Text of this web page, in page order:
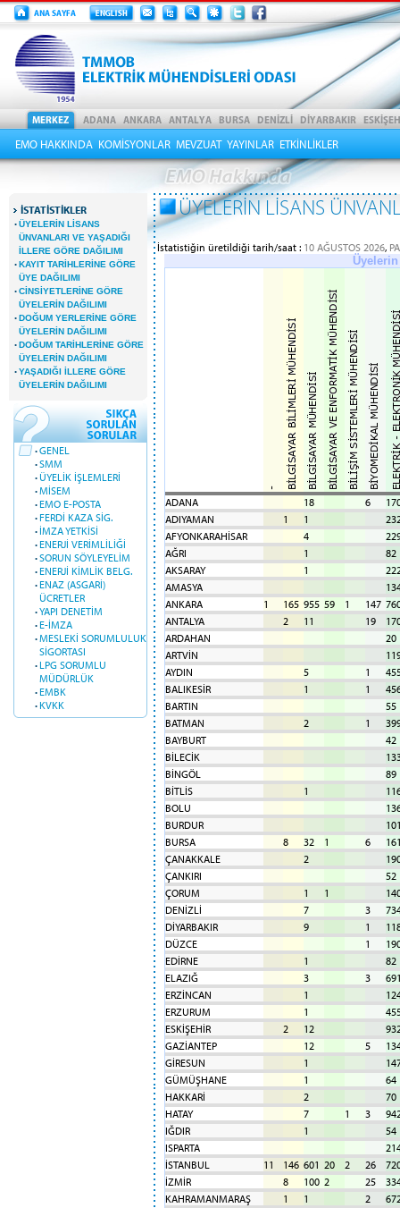
EMO HAKKINDA KOMİSYONLAR MEVZUAT YAYINLAR ETKİNLİKLER
İSTATİSTİKLER
·ÜYELERİN LİSANS
ÜNVANLARI VE YAŞADIĞI
İLLERE GÖRE DAĞILIMI
·KAYIT TARİHLERİNE GÖRE
ÜYE DAĞILIMI
·CİNSİYETLERİNE GÖRE
ÜYELERİN DAĞILIMI
·DOĞUM YERLERİNE GÖRE
ÜYELERİN DAĞILIMI
·DOĞUM TARİHLERİNE GÖRE
ÜYELERİN DAĞILIMI
·YAŞADIĞI İLLERE GÖRE
ÜYELERİN DAĞILIMI
·GENEL
·SMM
·ÜYELİK İŞLEMLERİ
·MİSEM
·EMO E-POSTA
·FERDİ KAZA SİG.
·İMZA YETKİSİ
·ENERJİ VERİMLİLİĞİ
·SORUN SÖYLEYELİM
·ENERJİ KİMLİK BELG.
·ENAZ (ASGARİ)
ÜCRETLER
·YAPI DENETİM
·E-İMZA
·MESLEKİ SORUMLULUK
SİGORTASI
·LPG SORUMLU
MÜDÜRLÜK
·EMBK
·KVKK
ÜYELERİN LİSANS
İstatistiğin üretildiği tarih/saat : 10 AĞUSTOS 2026,
Üyelerin
ADANA 18 6
ADIYAMAN
1 1
AFYONKARAHİSAR
4
AĞRI
1
82
AKSARAY
1
AMASYA
ANKARA
1 165 955 59 1 147
ANTALYA
2 11 19
ARDAHAN
20
ARTVİN
AYDIN
5 1
BALIKESİR
1 1
BARTIN
55
BATMAN
2 1
BAYBURT
42
BİLECİK
BİNGÖL
89
BİTLİS
1
BOLU
BURDUR
BURSA
8 32 1 6
ÇANAKKALE
2
ÇANKIRI
52
ÇORUM
1 1
DENİZLİ
7 3
DİYARBAKIR
9 1
DÜZCE
1
EDİRNE
1
82
ELAZIĞ
3 3
ERZİNCAN
1
ERZURUM
1
ESKİŞEHİR
2 12
GAZİANTEP
12 5
GİRESUN
1
GÜMÜŞHANE
1
64
HAKKARİ
2
70
HATAY
7 1 3
IĞDIR
1
54
ISPARTA
İSTANBUL
11 146 601 20 2 26
İZMİR
8 100 2 25
KAHRAMANMARAŞ
1 1 2